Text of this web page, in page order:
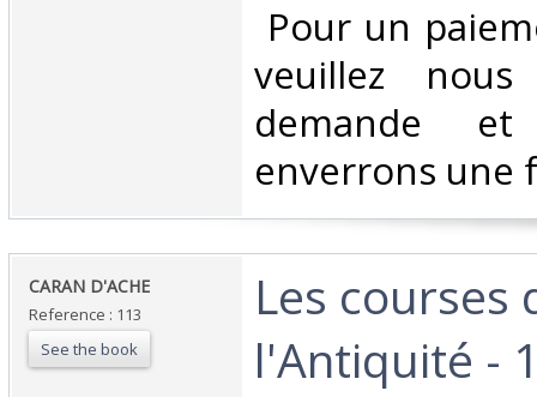
Pour un
veuillez
demande
enverrons une
‎CARAN D'ACHE ‎
Reference : 113
See the book
‎Les courses
l'Antiquité -